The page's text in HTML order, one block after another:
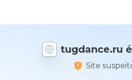
tugdance.ru
Site
que